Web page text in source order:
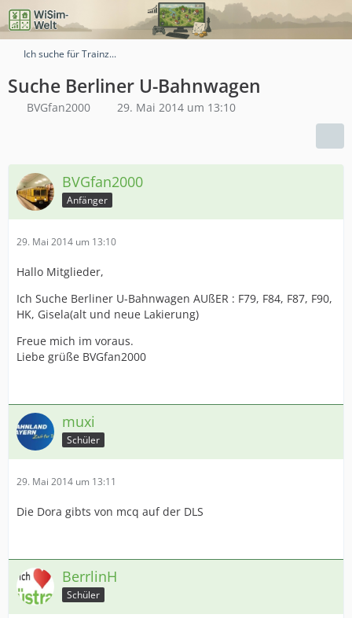
Ich suche für Trainz...
Suche Berliner U-Bahnwagen
BVGfan2000 29. Mai 2014 um 13:10
BVGfan2000
Anfänger
29. Mai 2014 um 13:10
Hallo Mitglieder,
Ich Suche Berliner U-Bahnwagen AUßER : F79, F84, F87, F90,
HK, Gisela(alt und neue Lakierung)
Freue mich im voraus.
Liebe grüße BVGfan2000
muxi
Schüler
29. Mai 2014 um 13:11
Die Dora gibts von mcq auf der DLS
BerrlinH
Schüler